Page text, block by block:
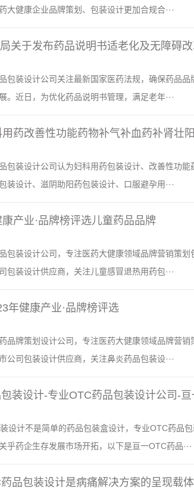
大健康企业品牌策划、包装设计更加合规合···
关于发布药品说明书适老化及无障碍
包装设计公司关注最新国家医药法规，确保药品
。近日，为优化药品说明书管理，满足老年···
包装设计公司认为妇科用药包装设计、改善性功能
装设计、滋阴助阳药包装设计、口服避孕用···
产业·品牌榜评选儿童药品品牌
品包装设计公司，专注医药大健康领域品牌营销策
包装设计供应商，关注儿童感冒退热用药包···
年健康产业·品牌榜评选
药品牌策划设计公司，专注医药大健康领域品牌营
公司包装设计供应商，关注鼻炎药品包装设···
装设计-专业OTC药品包装设计公司-
设计不是简单的药品包装盒设计，专业OTC药品
乎药企生存发展市场开拓，以下是亘一OTC药品···
品包装设计是病痛解决方案的呈现载体